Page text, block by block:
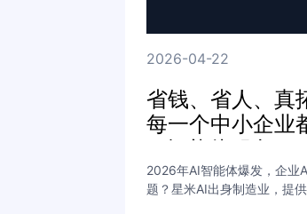
2026-04-22
省钱、省人、真
每一个中小企业
AI智能体服务！
2026年AI智能体爆发，企业
题？星米AI出身制造业，提